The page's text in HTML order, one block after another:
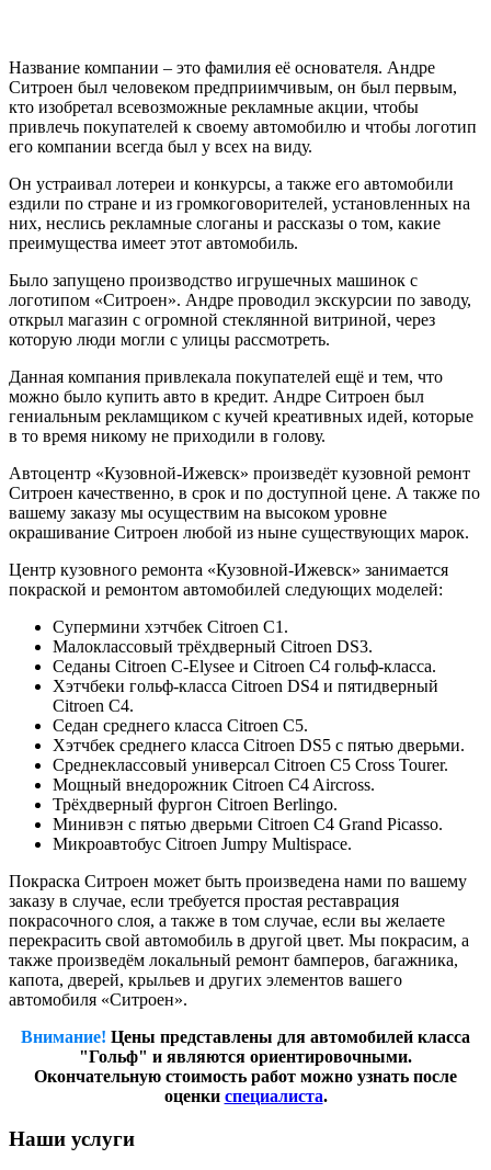
Название компании – это фамилия её основателя. Андре
Ситроен был человеком предприимчивым, он был первым,
кто изобретал всевозможные рекламные акции, чтобы
привлечь покупателей к своему автомобилю и чтобы логотип
его компании всегда был у всех на виду.
Он устраивал лотереи и конкурсы, а также его автомобили
ездили по стране и из громкоговорителей, установленных на
них, неслись рекламные слоганы и рассказы о том, какие
преимущества имеет этот автомобиль.
Было запущено производство игрушечных машинок с
логотипом «Ситроен». Андре проводил экскурсии по заводу,
открыл магазин с огромной стеклянной витриной, через
которую люди могли с улицы рассмотреть.
Данная компания привлекала покупателей ещё и тем, что
можно было купить авто в кредит. Андре Ситроен был
гениальным рекламщиком с кучей креативных идей, которые
в то время никому не приходили в голову.
Автоцентр «Кузовной-Ижевск» произведёт кузовной ремонт
Ситроен качественно, в срок и по доступной цене. А также по
вашему заказу мы осуществим на высоком уровне
окрашивание Ситроен любой из ныне существующих марок.
Центр кузовного ремонта «Кузовной-Ижевск» занимается
покраской и ремонтом автомобилей следующих моделей:
Супермини хэтчбек Citroen C1.
Малоклассовый трёхдверный Citroen DS3.
Седаны Citroen C-Elysee и Citroen C4 гольф-класса.
Хэтчбеки гольф-класса Citroen DS4 и пятидверный
Citroen C4.
Седан среднего класса Citroen C5.
Хэтчбек среднего класса Citroen DS5 с пятью дверьми.
Среднеклассовый универсал Citroen C5 Cross Tourer.
Мощный внедорожник Citroen C4 Aircross.
Трёхдверный фургон Citroen Berlingo.
Минивэн с пятью дверьми Citroen C4 Grand Picasso.
Микроавтобус Citroen Jumpy Multispace.
Покраска Ситроен может быть произведена нами по вашему
заказу в случае, если требуется простая реставрация
покрасочного слоя, а также в том случае, если вы желаете
перекрасить свой автомобиль в другой цвет. Мы покрасим, а
также произведём локальный ремонт бамперов, багажника,
капота, дверей, крыльев и других элементов вашего
автомобиля «Ситроен».
Внимание! Цены представлены для автомобилей класса
"Гольф" и являются ориентировочными.
Окончательную стоимость работ можно узнать после
оценки специалиста.
Наши услуги